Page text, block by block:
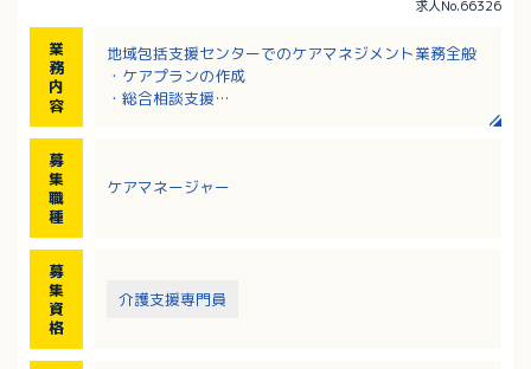
求人No.66326
業
務
内
容
地域包括支援センターでのケアマネジメント業務全般
・ケアプランの作成
・総合相談支援
・公用車を運転しての訪問調査
募
集
職
種
ケアマネージャー
募
集
資
格
介護支援専門員